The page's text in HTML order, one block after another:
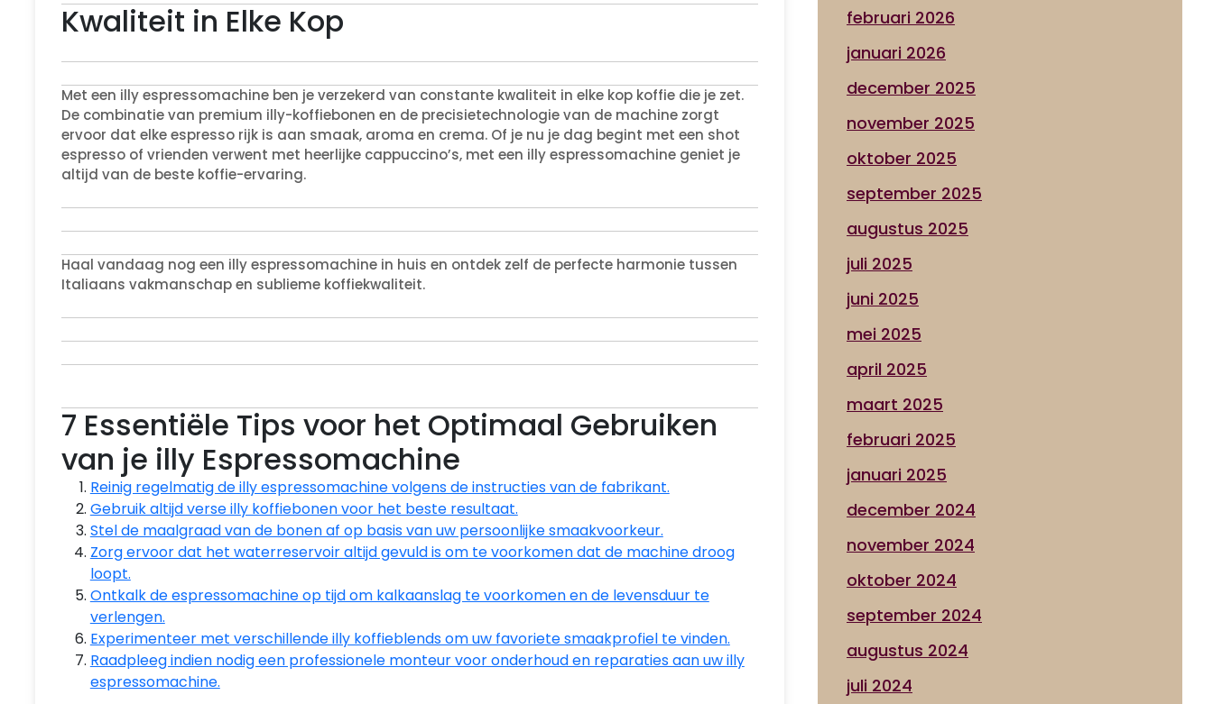
Kwaliteit in Elke Kop
Met een illy espressomachine ben je verzekerd van constante kwaliteit in elke kop koffie die je zet.
De combinatie van premium illy-koffiebonen en de precisietechnologie van de machine zorgt
ervoor dat elke espresso rijk is aan smaak, aroma en crema. Of je nu je dag begint met een shot
espresso of vrienden verwent met heerlijke cappuccino’s, met een illy espressomachine geniet je
altijd van de beste koffie-ervaring.
Haal vandaag nog een illy espressomachine in huis en ontdek zelf de perfecte harmonie tussen
Italiaans vakmanschap en sublieme koffiekwaliteit.
7 Essentiële Tips voor het Optimaal Gebruiken
van je illy Espressomachine
Reinig regelmatig de illy espressomachine volgens de instructies van de fabrikant.
Gebruik altijd verse illy koffiebonen voor het beste resultaat.
Stel de maalgraad van de bonen af op basis van uw persoonlijke smaakvoorkeur.
Zorg ervoor dat het waterreservoir altijd gevuld is om te voorkomen dat de machine droog
loopt.
Ontkalk de espressomachine op tijd om kalkaanslag te voorkomen en de levensduur te
verlengen.
Experimenteer met verschillende illy koffieblends om uw favoriete smaakprofiel te vinden.
Raadpleeg indien nodig een professionele monteur voor onderhoud en reparaties aan uw illy
espressomachine.
februari 2026
januari 2026
december 2025
november 2025
oktober 2025
september 2025
augustus 2025
juli 2025
juni 2025
mei 2025
april 2025
maart 2025
februari 2025
januari 2025
december 2024
november 2024
oktober 2024
september 2024
augustus 2024
juli 2024